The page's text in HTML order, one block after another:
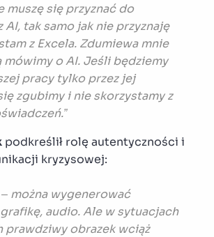
muszę się przyznać do
AI, tak samo jak nie przyznaję
z Excela. Zdumiewa mnie
mówimy o AI. Jeśli będziemy
pracy tylko przez jej
zgubimy i nie skorzystamy z
podkreślił rolę autentyczności i
kryzysowej:
można wygenerować
audio. Ale w sytuacjach
prawdziwy obrazek wciąż